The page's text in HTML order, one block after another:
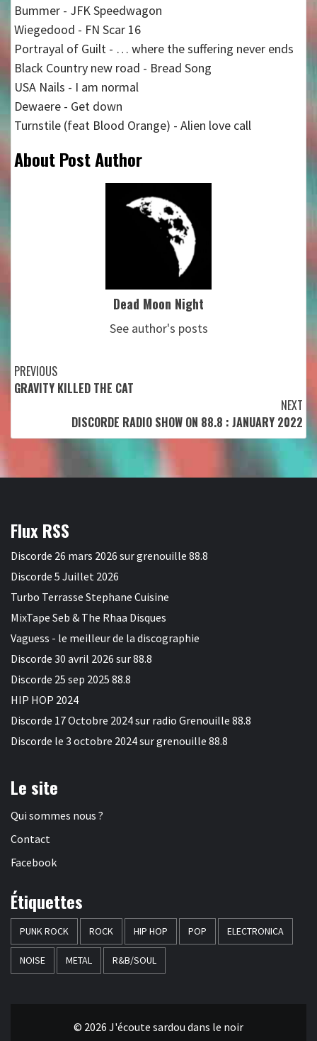
Bummer - JFK Speedwagon
Wiegedood - FN Scar 16
Portrayal of Guilt - … where the suffering never ends
Black Country new road - Bread Song
USA Nails - I am normal
Dewaere - Get down
Turnstile (feat Blood Orange) - Alien love call
About Post Author
Dead Moon Night
See author's posts
Continue
Reading
PREVIOUS
GRAVITY KILLED THE CAT
NEXT
DISCORDE RADIO SHOW ON 88.8 : JANUARY 2022
Flux RSS
Discorde 26 mars 2026 sur grenouille 88.8
Discorde 5 Juillet 2026
Turbo Terrasse Stephane Cuisine
MixTape Seb & The Rhaa Disques
Vaguess - le meilleur de la discographie
Discorde 30 avril 2026 sur 88.8
Discorde 25 sep 2025 88.8
HIP HOP 2024
Discorde 17 Octobre 2024 sur radio Grenouille 88.8
Discorde le 3 octobre 2024 sur grenouille 88.8
Le site
Qui sommes nous ?
Contact
Facebook
Étiquettes
PUNK ROCK ROCK HIP HOP POP ELECTRONICA
NOISE METAL R&B/SOUL
© 2026 J'écoute sardou dans le noir